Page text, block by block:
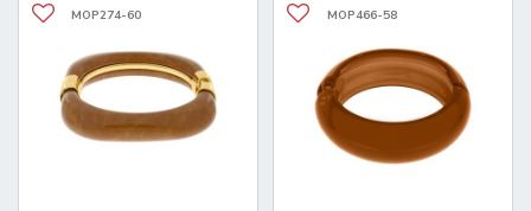
MOP274-60 MOP466-58